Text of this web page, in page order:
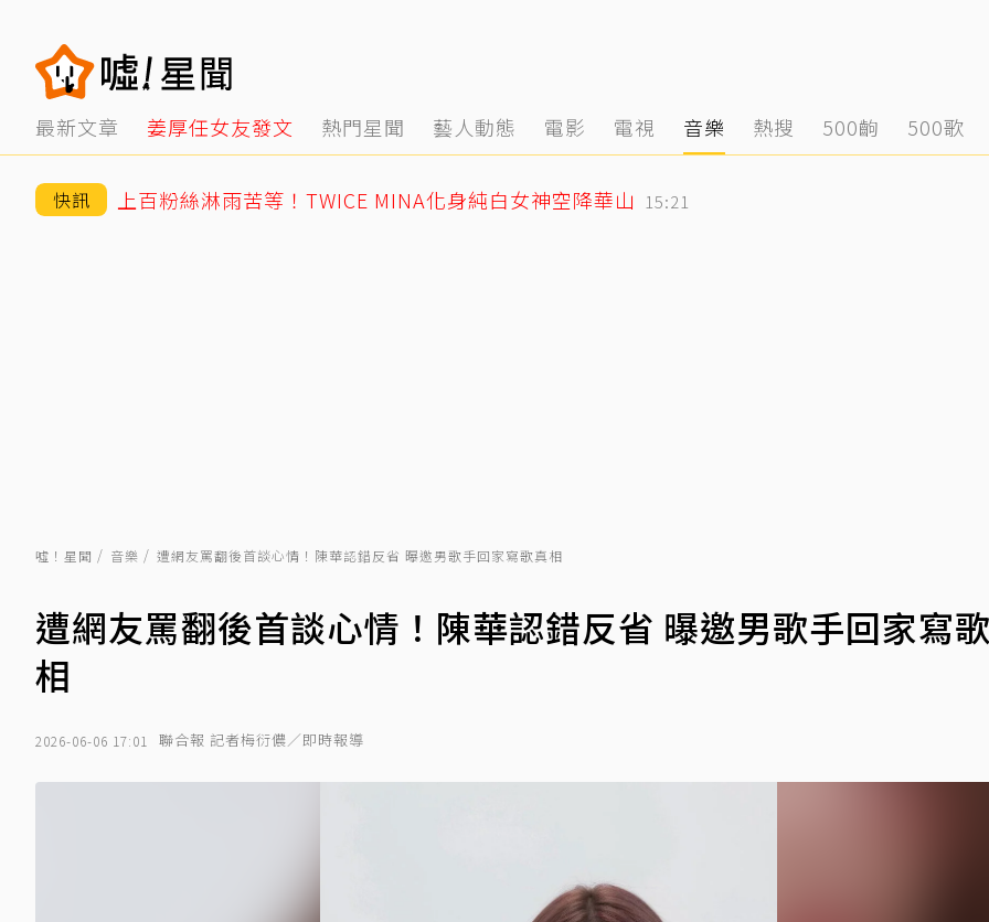
最新文章 姜厚任女友發文 熱門星聞 藝人動態 電影 電視 音樂 熱搜 500齣 500歌
快訊 上百粉絲淋雨苦等！TWICE MINA化身純白女神空降華山 15:21
噓！星聞 音樂 遭網友罵翻後首談心情！陳華認錯反省 曝邀男歌手回家寫歌真相
遭網友罵翻後首談心情！陳華認錯反省 曝邀男歌手回家寫
相
2026-06-06 17:01 聯合報 記者梅衍儂／即時報導